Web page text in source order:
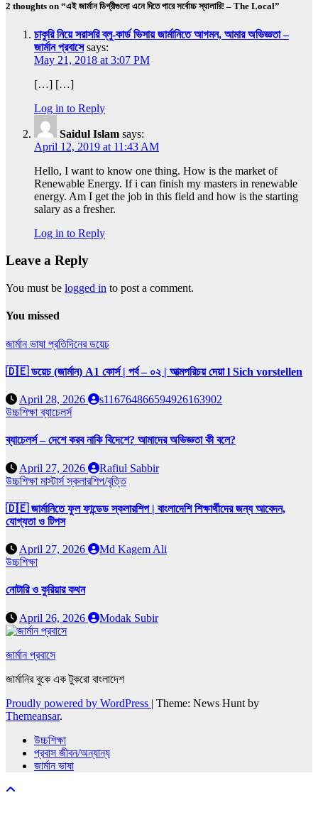
2 thoughts on “এই জার্মান ডিগ্রীগুলো এনে দিতে পারে সর্বোচ্চ স্যালারি! – The Local”
চাকুরি নিয়ে সরাসরি ব্লু-কার্ড ভিসায় জার্মানিতে আগমন, আমার অভিজ্ঞতা –
জার্মান প্রবাসে says:
May 21, 2018 at 3:07 PM
[…] […]
Log in to Reply
Saidul Islam says:
April 12, 2019 at 11:43 AM
Hello, I want to know one thing. How is the market of
Renewable Energy. If i can finish my masters in renewable
energy. Am I get the job in this field and how is the starting
salary as a fresher.
Log in to Reply
Leave a Reply
You must be logged in to post a comment.
You missed
জার্মান ভাষা প্রতিদিনের ডয়েচ
🇩🇪 ডয়েচ (জার্মান) A1 কোর্স | পর্ব – ০২ | আত্মপরিচয় দেয়া l Sich vorstellen
April 28, 2026
s116764866594926163902
উচ্চশিক্ষাব্যাচেলর্স
ব্যাচেলর্স – দেশে করব নাকি বিদেশে? আমাদের অভিজ্ঞতা কী বলে?
April 27, 2026
Rafiul Sabbir
উচ্চশিক্ষা মাস্টার্সস্কলারশিপ/বৃত্তি
🇩🇪 জার্মানিতে ফুল ফান্ডেড স্কলারশিপ | বাংলাদেশি শিক্ষার্থীদের জন্য আবেদন,
যোগ্যতা ও টিপস
April 27, 2026
Md Kagem Ali
উচ্চশিক্ষা
নোটারি ও কুরিয়ার কথন
April 26, 2026 Modak Subir
জার্মান প্রবাসে
জার্মানির বুকে এক টুকরো বাংলাদেশ
Proudly powered by WordPress | Theme: News Hunt by
Themeansar.
উচ্চশিক্ষা
প্রবাস জীবন/অন্যান্য
জার্মান ভাষা